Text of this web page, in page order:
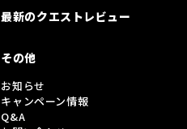
最新のクエストレビュー
その他
お知らせ
キャンペーン情報
Q&A